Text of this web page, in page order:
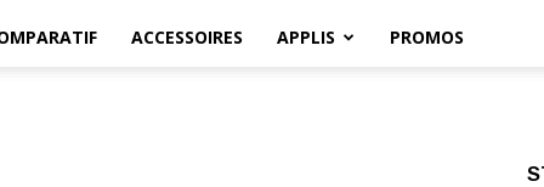
ACCESSOIRES APPLIS PROMOS